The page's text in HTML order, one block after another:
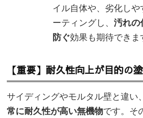
イル自体や、劣化し
ーティングし、 汚れの
防ぐ効果も期待できま
【重要】耐久性向上が目的の
サイディングやモルタル壁と違い、
常に耐久性が高い無機物です。そ